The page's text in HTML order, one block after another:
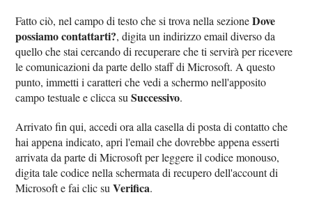
Fatto ciò, nel campo di testo che si trova nella sezioneDove
possiamo contattarti?, digita un indirizzo email diverso da
quello che stai cercando di recuperare che ti servirà per ricevere
le comunicazioni da parte dello staff di Microsoft. A questo
punto, immetti i caratteri che vedi a schermo nell'apposito
campo testuale e clicca suSuccessivo.
Arrivato fin qui, accedi ora alla casella di posta di contatto che
hai appena indicato, apri l'email che dovrebbe appena esserti
arrivata da parte di Microsoft per leggere il codice monouso,
digita tale codice nella schermata di recupero dell'account di
Microsoft e fai clic suVerifica.